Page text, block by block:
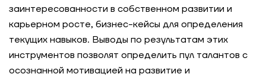
заинтересованности в собственном развитии и
карьерном росте, бизнес-кейсы для определения
текущих навыков. Выводы по результатам этих
инструментов позволят определить пул талантов с
осознанной мотивацией на развитие и